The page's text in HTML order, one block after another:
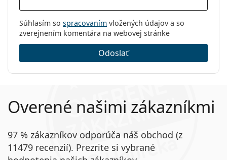
Súhlasím so spracovaním vložených údajov a so
zverejnením komentára na webovej stránke
Odoslať
Overené našimi zákazníkmi
97 % zákazníkov odporúča náš obchod (z
11479 recenzií). Prezrite si vybrané